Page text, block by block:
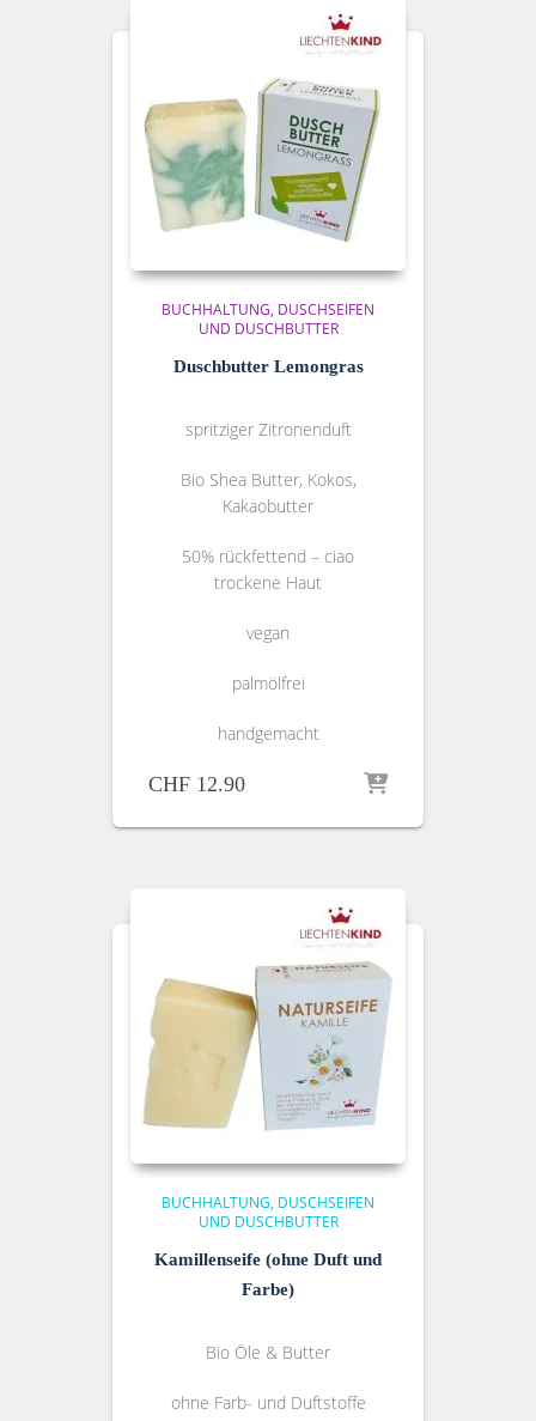
BUCHHALTUNG DUSCHSEIFEN
UND DUSCHBUTTER
Duschbutter Lemongras
spritziger Zitronenduft
Bio Shea Butter, Kokos,
Kakaobutter
50% rückfettend – ciao
trockene Haut
vegan
palmölfrei
handgemacht
CHF 12.90
BUCHHALTUNG DUSCHSEIFEN
UND DUSCHBUTTER
Kamillenseife (ohne Duft und
Farbe)
Bio Öle & Butter
ohne Farb- und Duftstoffe